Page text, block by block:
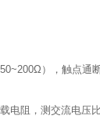
），触点通
阻，测交流电压